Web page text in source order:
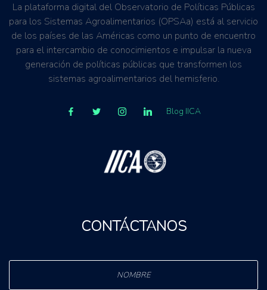
La plataforma digital del Observatorio de Políticas Públicas
para los Sistemas Agroalimentarios (OPSAa) está al servicio
de los países de las Américas como un punto de encuentro
para el intercambio de conocimientos e impulsar la nueva
generación de políticas públicas que transformen los
sistemas agroalimentarios del hemisferio.
Blog IICA
CONTÁCTANOS